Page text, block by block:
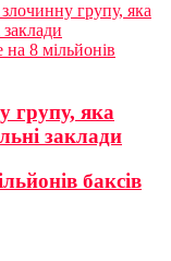
групу, яка
на 8 мільйонів
групу, яка
заклади
баксів